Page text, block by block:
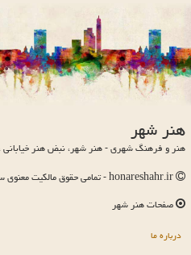
هنر شهر
هنر و فرهنگ شهری - هنر شهر، نبض هنر
صفحات هنر شهر
درباره ما